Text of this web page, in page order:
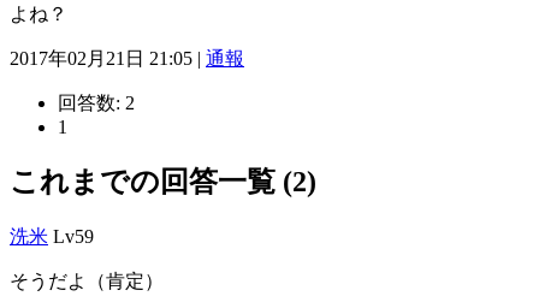
よね？
2017年02月21日 21:05 | 通報
回答数: 2
1
これまでの回答一覧 (2)
洗米 Lv59
そうだよ（肯定）